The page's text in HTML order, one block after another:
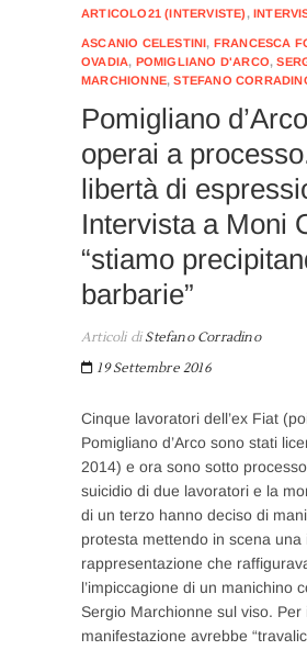
ARTICOLO21 (INTERVISTE) ,
ASCANIO CELESTINI, FRANCESCA
OVADIA, POMIGLIANO D'ARCO,
MARCHIONNE,STEFANO
Pomigliano
operai a
libertà di
Intervista a Moni
“stiamo
barbarie”
Articoli diStefano Corradino
19 Settembre 2016
Cinque lavoratori dell’ex Fiat
Pomigliano d’Arco sono stati
2014) e ora sono sotto
suicidio di due lavoratori e la
di un terzo hanno deciso di
protesta mettendo in scena una
rappresentazione che
l’impiccagione di un manichino
Sergio Marchionne sul viso. Per
manifestazione avrebbe